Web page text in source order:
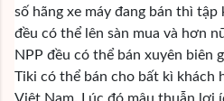
số hãng xe máy đang bán thì
đều có thể lên sàn mua và hơn
NPP đều có thể bán xuyên biên
Tiki có thể bán cho bất kì khách
Việt Nam. Lúc đó mâu thuẫn lợi